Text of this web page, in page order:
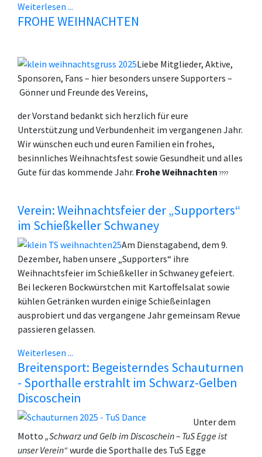
Weiterlesen ...
FROHE WEIHNACHTEN
Liebe Mitglieder, Aktive,
Sponsoren, Fans – hier besonders unsere Supporters –
Gönner und Freunde des Vereins,
der Vorstand bedankt sich herzlich für eure
Unterstützung und Verbundenheit im vergangenen Jahr.
Wir wünschen euch und euren Familien ein frohes,
besinnliches Weihnachtsfest sowie Gesundheit und alles
Gute für das kommende Jahr. Frohe Weihnachten ????
Verein: Weihnachtsfeier der „Supporters“
im Schießkeller Schwaney
Am Dienstagabend, dem 9.
Dezember, haben unsere „Supporters“ ihre
Weihnachtsfeier im Schießkeller in Schwaney gefeiert.
Bei leckeren Bockwürstchen mit Kartoffelsalat sowie
kühlen Getränken wurden einige Schießeinlagen
ausprobiert und das vergangene Jahr gemeinsam Revue
passieren gelassen.
Weiterlesen ...
Breitensport: Begeisterndes Schauturnen
- Sporthalle erstrahlt im Schwarz-Gelben
Discoschein
Unter dem
Motto „Schwarz und Gelb im Discoschein – TuS Egge ist
unser Verein“wurde die Sporthalle des TuS Egge